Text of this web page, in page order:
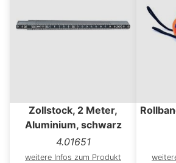
Zollstock, 2 Meter,
Aluminium, schwarz
4.01651
weitere Infos zum Produkt